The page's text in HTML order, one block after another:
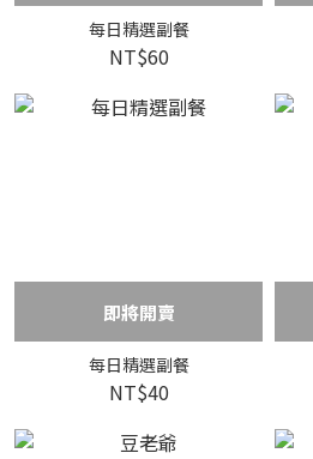
每日精選副餐
NT$60
即將開賣
每日精選副餐
NT$40